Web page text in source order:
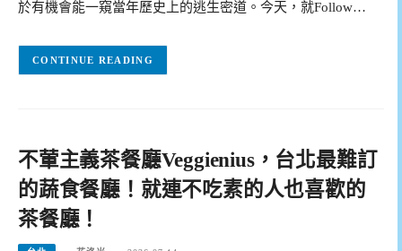
於有機會能一窺當年歷史上的逃生密道。今天，就Follow…
CONTINUE READING
不葷主義茶餐廳Veggienius，台北最難訂
的蔬食餐廳！就連不吃素的人也喜歡的
茶餐廳！